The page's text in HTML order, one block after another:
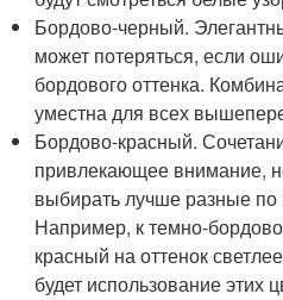
Бордово-черный.
может потеряться, если
бордового оттенка.
уместна для всех
Бордово-красный.
привлекающее внимание,
выбирать лучше разные по
Например, к темно-
красный на оттенок
будет использование этих